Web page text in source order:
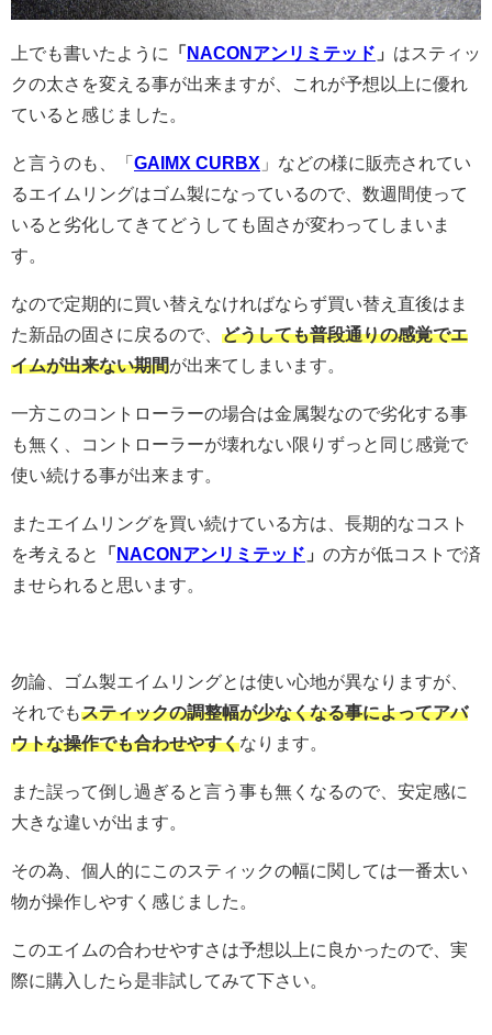
上でも書いたように 「NACONアンリミテッド 」 はスティッ
クの太さを変える事が出来ますが、これが予想以上に優れ
ていると感じました。
と言うのも、「GAIMX CURBX 」などの様に販売されてい
るエイムリングはゴム製になっているので、数週間使って
いると劣化してきてどうしても固さが変わってしまいま
す。
なので定期的に買い替えなければならず買い替え直後はま
た新品の固さに戻るので、 どうしても普段通りの感覚でエ
イムが出来ない期間が出来てしまいます。
一方このコントローラーの場合は金属製なので劣化する事
も無く、コントローラーが壊れない限りずっと同じ感覚で
使い続ける事が出来ます。
またエイムリングを買い続けている方は、長期的なコスト
を考えると
「NACONアンリミテッド 」 の方が低コストで済
ませられると思います。
勿論、ゴム製エイムリングとは使い心地が異なりますが、
それでもスティックの調整幅が少なくなる事によってアバ
ウトな操作でも合わせやすくなります。
また誤って倒し過ぎると言う事も無くなるので、安定感に
大きな違いが出ます。
その為、個人的にこのスティックの幅に関しては一番太い
物が操作しやすく感じました。
このエイムの合わせやすさは予想以上に良かったので、実
際に購入したら是非試してみて下さい。